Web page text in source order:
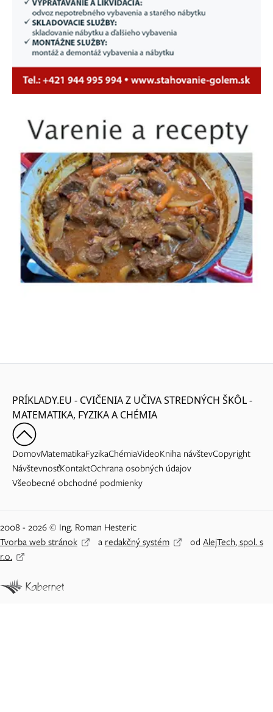
PRÍKLADY.EU - CVIČENIA Z UČIVA STREDNÝCH ŠKÔL -
MATEMATIKA, FYZIKA A CHÉMIA
DomovMatematikaFyzikaChémiaVideoKniha návštevCopyright
NávštevnosťKontaktOchrana osobných údajov
Všeobecné obchodné podmienky
2008 - 2026 © Ing. Roman Hesteric
Tvorba web stránok
a redakčný systém od AlejTech, spol. s
r.o.